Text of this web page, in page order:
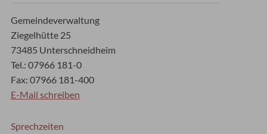
Gemeindeverwaltung
Ziegelhütte 25
73485 Unterschneidheim
Tel.: 07966 181-0
Fax: 07966 181-400
E-Mail schreiben
Sprechzeiten